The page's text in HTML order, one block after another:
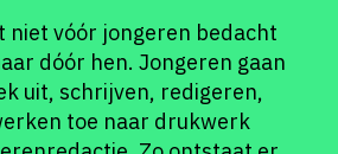
niet vóór jongeren bedacht
dóór hen. Jongeren gaan
uit, schrijven, redigeren,
toe naar drukwerk